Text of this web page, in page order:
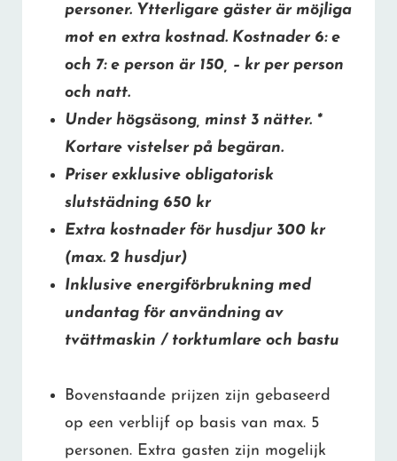
personer. Ytterligare gäster är möjliga
mot en extra kostnad. Kostnader 6: e
och 7: e person är 150, – kr per person
och natt.
Under högsäsong, minst 3 nätter. *
Kortare vistelser på begäran.
Priser exklusive obligatorisk
slutstädning 650 kr
Extra kostnader för husdjur 300 kr
(max. 2 husdjur)
Inklusive energiförbrukning med
undantag för användning av
tvättmaskin / torktumlare och bastu
Bovenstaande prijzen zijn gebaseerd
op een verblijf op basis van max. 5
personen. Extra gasten zijn mogelijk